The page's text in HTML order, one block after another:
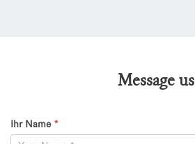
Message us
Kontaktformular
Ihr Name *